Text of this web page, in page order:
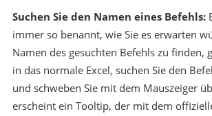
Suchen Sie den Namen eines Befehls:
immer so benannt, wie Sie es erwarten
Namen des gesuchten Befehls zu finden,
in das normale Excel, suchen Sie den
und schweben Sie mit dem Mauszeiger
erscheint ein Tooltip, der mit dem